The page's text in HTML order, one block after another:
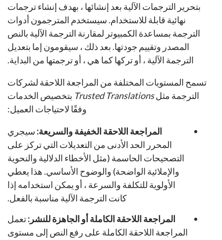
بتحرير الترجمات الآلية بعد إنشائها ، بهدف إنشاء ترجمات
نهائية قابلة للاستخدام. سيستخدم المترجمون أدوات
الترجمة بمساعدة الكمبيوتر لمقارنة الترجمة الآلية بالنص
المصدر وتقييم جودتها. بعد ذلك ، سيقومون إما بتعديل
الترجمة الآلية ، أو تركها كما هي ، أو ترجمتها من البداية.
تسمح المستويات المختلفة من المراجعة اللاحقة لشركات
الترجمة مثلTrusted Translations بتخصيص الخدمات
وفقًا لاحتياجات العميل:
المراجعة اللاحقة الخفيفة والسريعة: سيجري
المحرر الحد الأدنى من التعديلات التي تركز على
التصحيحات الحاسمة (مثل الأخطاء الدلالية والنحوية
والإملائية الواضحة) والوضوح الأساسي. هذا يعطي
الأولوية للتكلفة والسرعة ، أو يمكن استخدامه إذا
كانت الترجمة الآلية مناسبة بالفعل.
المراجعة اللاحقة الكاملة أو الجاهزة للنشر:تعمل
المراجعة اللاحقة الكاملة على رفع النص إلى مستوى